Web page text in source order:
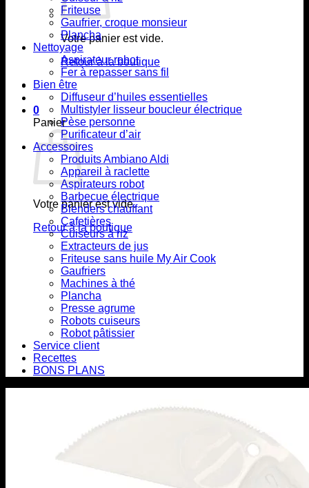
Votre panier est vide.
Retour à la boutique
0
Panier
Votre panier est vide.
Retour à la boutique
Friteuse
Gaufrier, croque monsieur
Plancha
Nettoyage
Aspirateur robot
Fer à repasser sans fil
Bien être
Diffuseur d’huiles essentielles
Multistyler lisseur boucleur électrique
Pèse personne
Purificateur d’air
Accessoires
Produits Ambiano Aldi
Appareil à raclette
Aspirateurs robot
Barbecue électrique
Blenders chauffant
Cafetières
Cuiseurs à riz
Extracteurs de jus
Friteuse sans huile My Air Cook
Gaufriers
Machines à thé
Plancha
Presse agrume
Robots cuiseurs
Robot pâtissier
Service client
Recettes
BONS PLANS